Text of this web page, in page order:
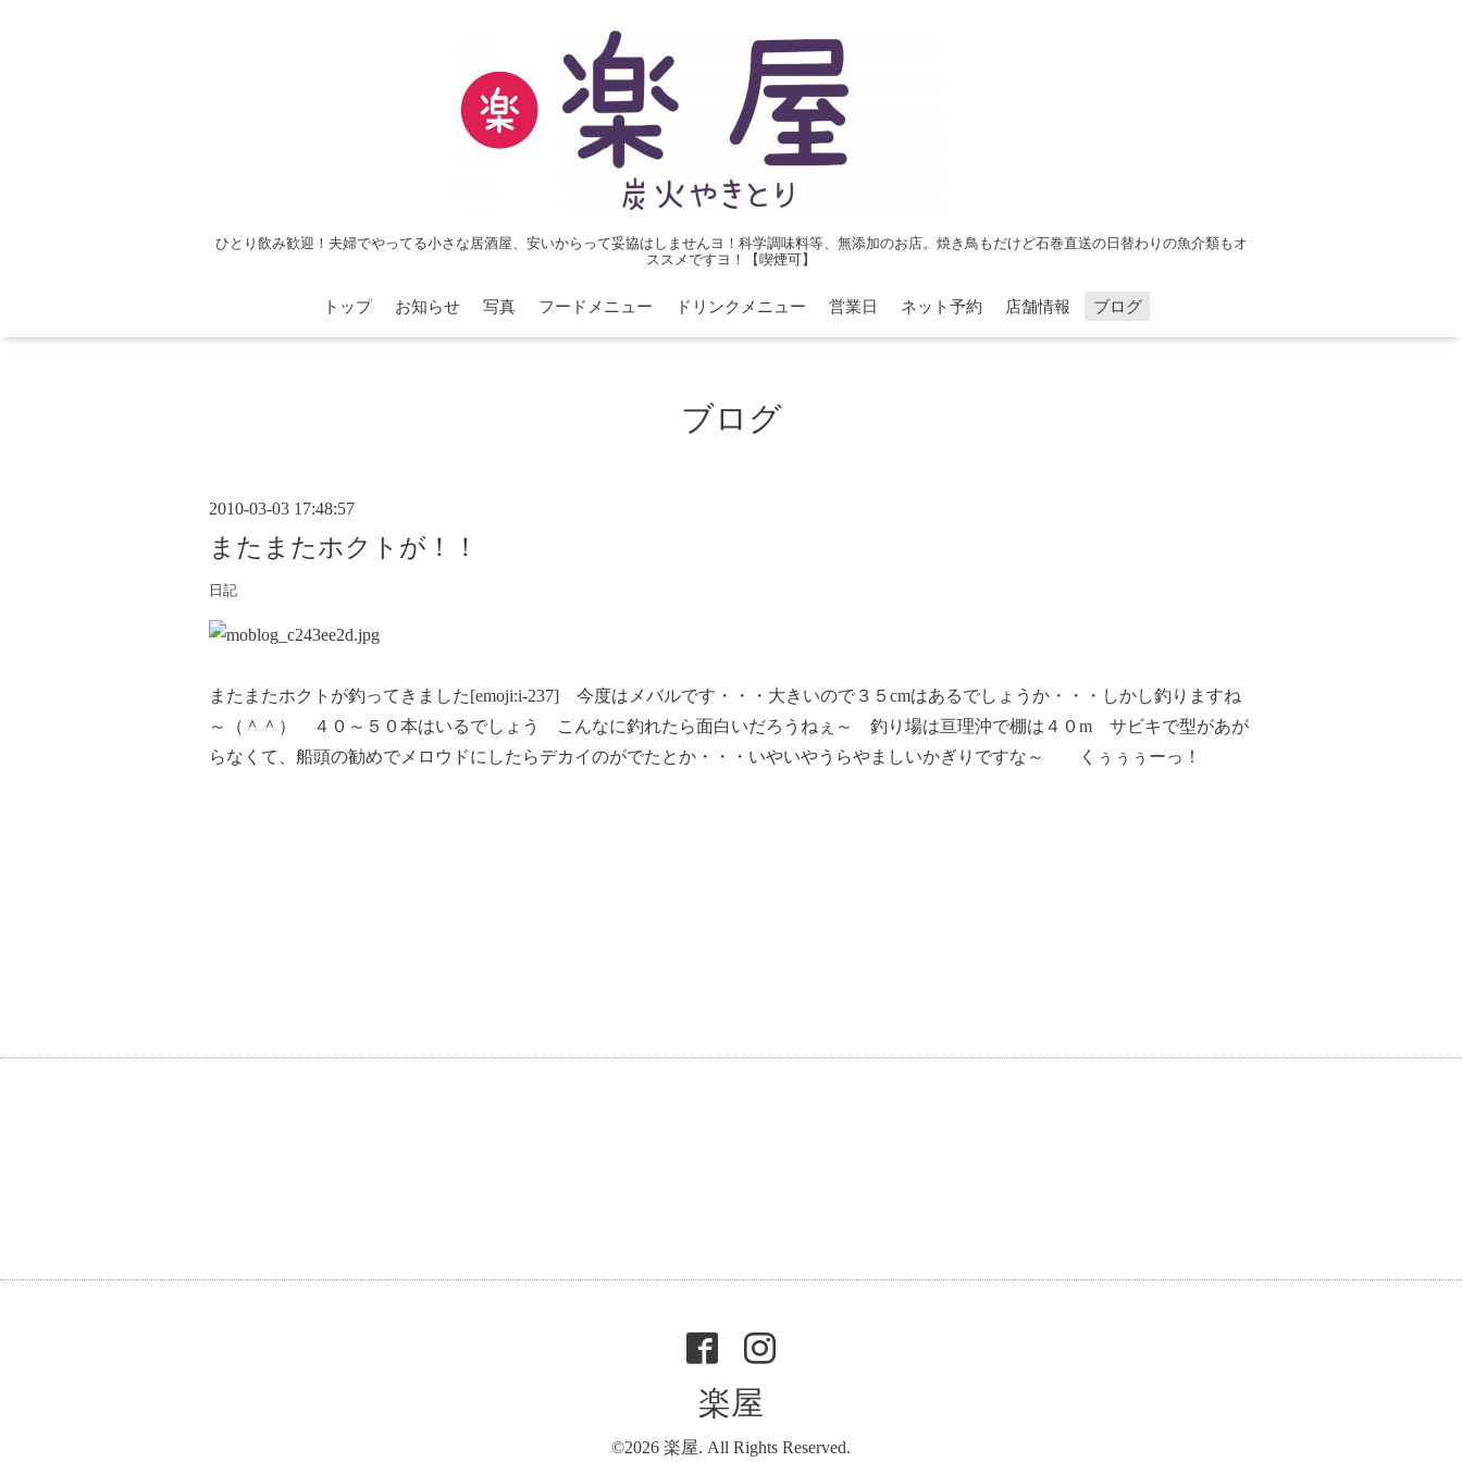
ひとり飲み歓迎！夫婦でやってる小さな居酒屋、安いからって妥協はしませんヨ！科学調味料等、無添加のお店。焼き鳥もだけど石巻直送の日替わりの魚介類もオ
ススメですヨ！【喫煙可】
トップ お知らせ 写真 フードメニュー ドリンクメニュー 営業日 ネット予約 店舗情報 ブログ
ブログ
2010-03-03 17:48:57
またまたホクトが！！
日記
またまたホクトが釣ってきました[emoji:i-237] 今度はメバルです・・・大きいので３５cmはあるでしょうか・・・しかし釣りますね
～（＾＾） ４０～５０本はいるでしょう こんなに釣れたら面白いだろうねぇ～ 釣り場は亘理沖で棚は４０m サビキで型があが
らなくて、船頭の勧めでメロウドにしたらデカイのがでたとか・・・いやいやうらやましいかぎりですな～ くぅぅぅーっ！
楽屋
©2026 楽屋. All Rights Reserved.